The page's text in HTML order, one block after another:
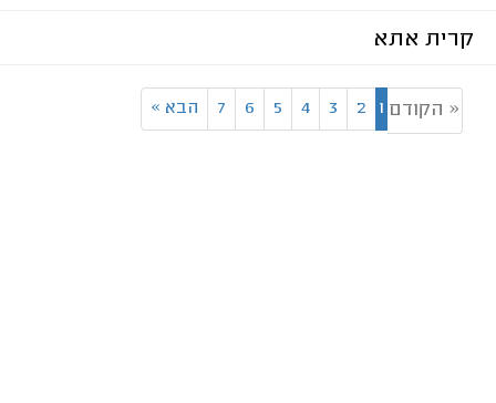
קרית אתא
« הקודם 1
2
3
4
5
6
7 הבא »